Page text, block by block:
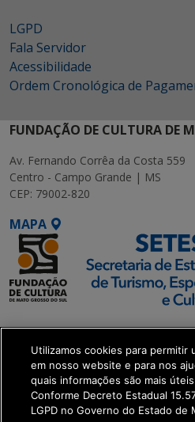
LGPD
Fala Servidor
Acessibilidade
Ordem Cronológica de
FUNDAÇÃO DE CULTURA DE
Av. Fernando Corrêa da Costa 559
Centro - Campo Grande | MS
CEP: 79002-820
MAPA
SETDIG | Secretaria-
Executiva de
Transformação Digital
get_footer();
Utilizamos cookies para permitir
em nosso website e para nos
quais informações são mais
Conforme Decreto Estadual
LGPD no Governo do Estado de